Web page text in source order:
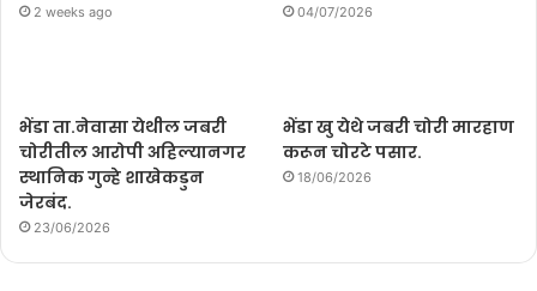
2 weeks ago 04/07/2026
भेंडा ता.नेवासा येथील जबरी
चोरीतील आरोपी अहिल्यानगर
स्थानिक गुन्हे शाखेकडुन
जेरबंद.
23/06/2026
भेंडा खु येथे जबरी चोरी मारहाण
करून चोरटे पसार.
18/06/2026